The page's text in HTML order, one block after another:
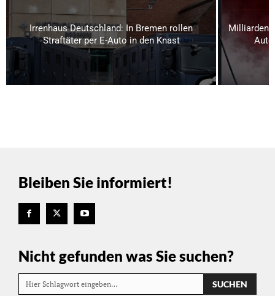
Irrenhaus Deutschland: In Bremen rollen
Straftäter per E-Auto in den Knast
Bleiben Sie informiert!
Nicht gefunden was Sie suchen?
Hier Schlagwort eingeben… SUCHEN